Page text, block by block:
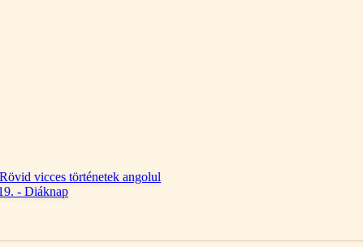
vicces történetek angolul
- Diáknap